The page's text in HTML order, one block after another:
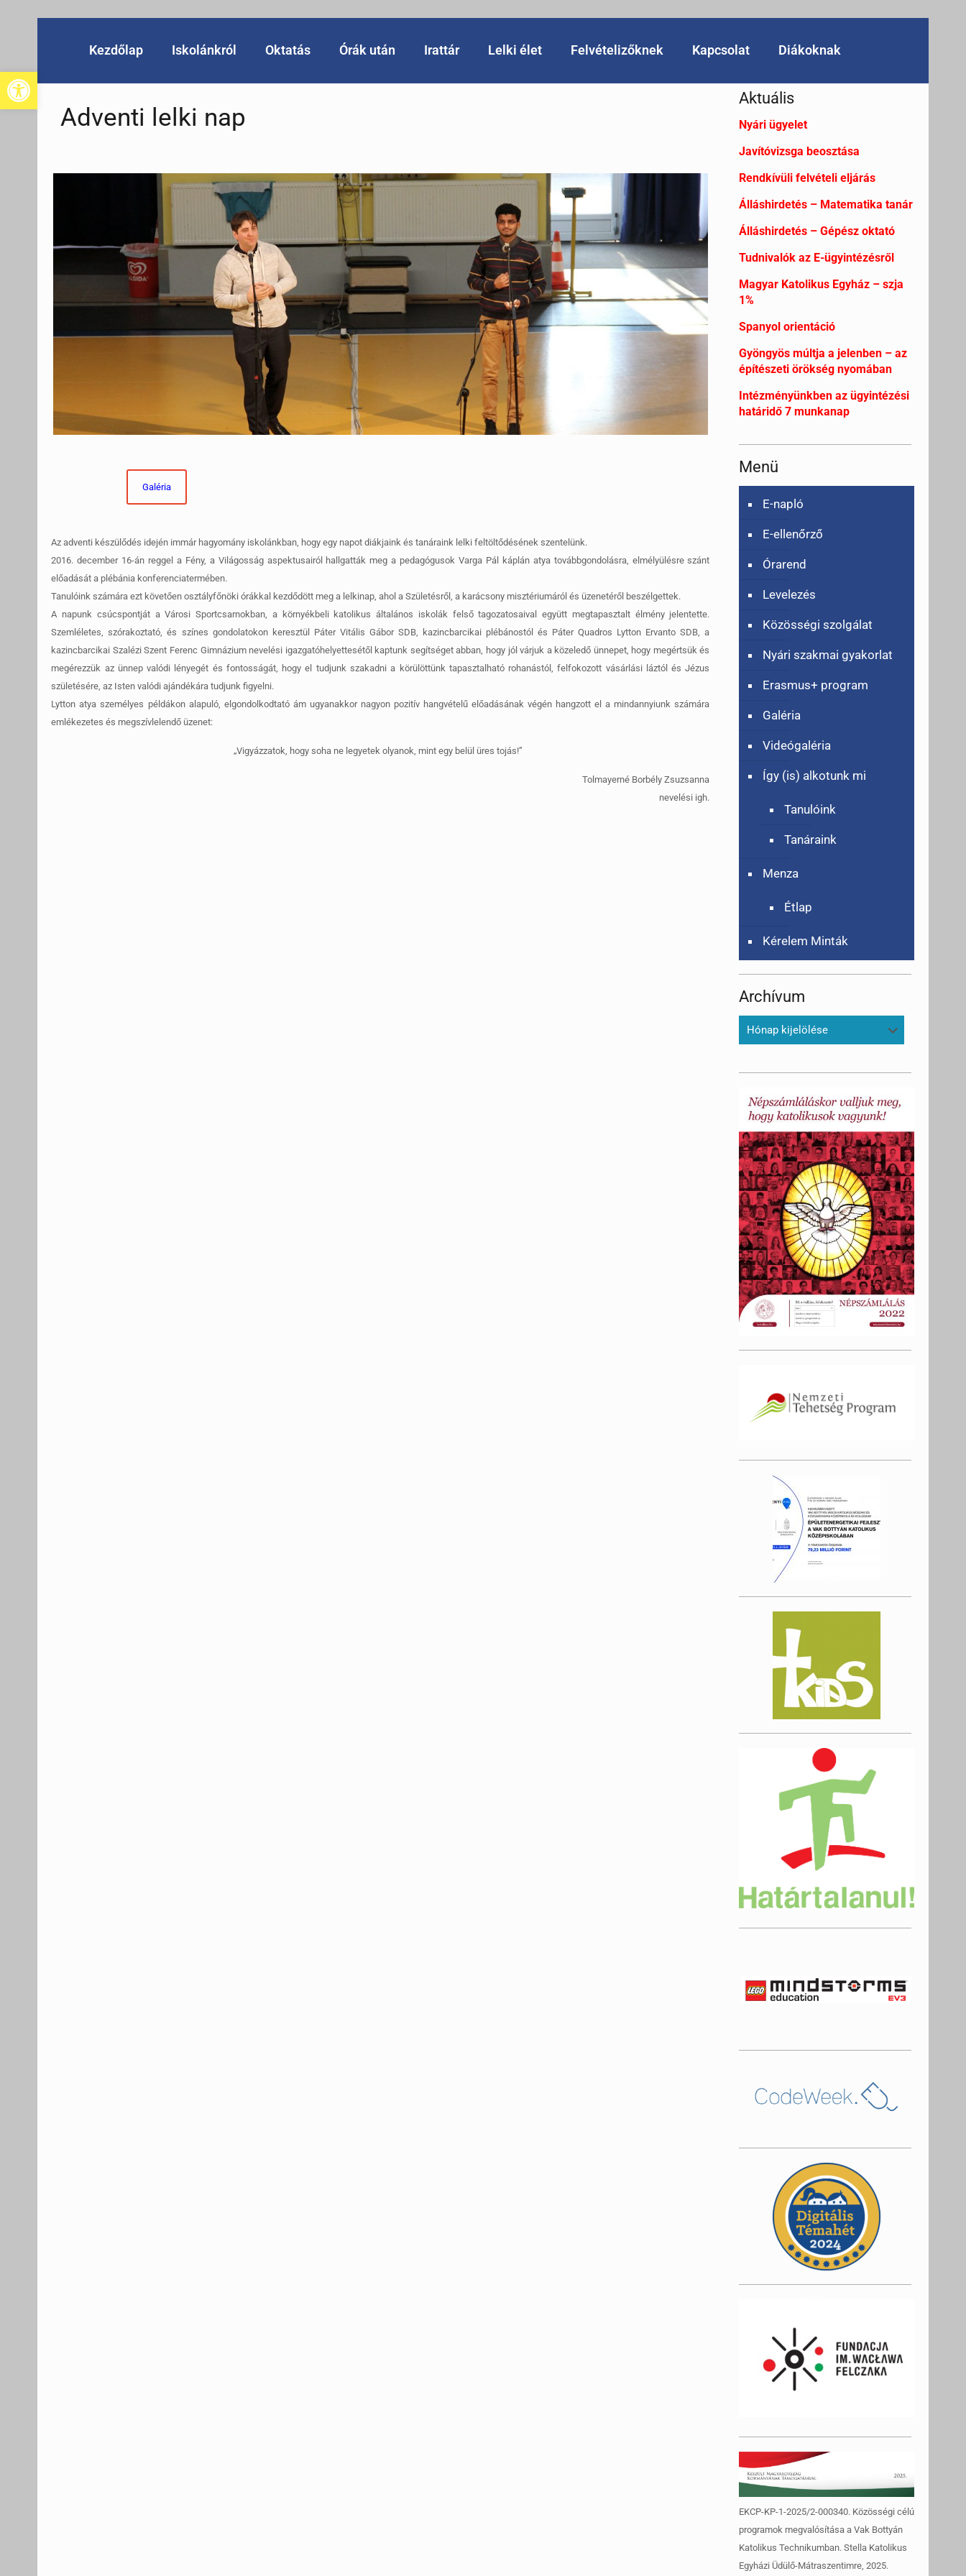
Eszköztár megnyitása
Kezdőlap Iskolánkról Oktatás Órák után Irattár Lelki élet Felvételizőknek Kapcsolat Diákoknak
Adventi lelki nap
Galéria
Az adventi készülődés idején immár hagyomány iskolánkban, hogy egy napot diákjaink és tanáraink lelki feltöltődésének szentelünk.
2016. december 16-án reggel a Fény, a Világosság aspektusairól hallgatták meg a pedagógusok Varga Pál káplán atya továbbgondolásra, elmélyülésre szánt
előadását a plébánia konferenciatermében.
Tanulóink számára ezt követően osztályfőnöki órákkal kezdődött meg a lelkinap, ahol a Születésről, a karácsony misztériumáról és üzenetéről beszélgettek.
A napunk csúcspontját a Városi Sportcsarnokban, a környékbeli katolikus általános iskolák felső tagozatosaival együtt megtapasztalt élmény jelentette.
Szemléletes, szórakoztató, és színes gondolatokon keresztül Páter Vitális Gábor SDB, kazincbarcikai plébánostól és Páter Quadros Lytton Ervanto SDB, a
kazincbarcikai Szalézi Szent Ferenc Gimnázium nevelési igazgatóhelyettesétől kaptunk segítséget abban, hogy jól várjuk a közeledő ünnepet, hogy megértsük és
megérezzük az ünnep valódi lényegét és fontosságát, hogy el tudjunk szakadni a körülöttünk tapasztalható rohanástól, felfokozott vásárlási láztól és Jézus
születésére, az Isten valódi ajándékára tudjunk figyelni.
Lytton atya személyes példákon alapuló, elgondolkodtató ám ugyanakkor nagyon pozitív hangvételű előadásának végén hangzott el a mindannyiunk számára
emlékezetes és megszívlelendő üzenet:
„Vigyázzatok, hogy soha ne legyetek olyanok, mint egy belül üres tojás!”
Tolmayerné Borbély Zsuzsanna
nevelési igh.
Aktuális
Nyári ügyelet
Javítóvizsga beosztása
Rendkívüli felvételi eljárás
Álláshirdetés – Matematika tanár
Álláshirdetés – Gépész oktató
Tudnivalók az E-ügyintézésről
Magyar Katolikus Egyház – szja
1%
Spanyol orientáció
Gyöngyös múltja a jelenben – az
építészeti örökség nyomában
Intézményünkben az ügyintézési
határidő 7 munkanap
Menü
E-napló
E-ellenőrző
Órarend
Levelezés
Közösségi szolgálat
Nyári szakmai gyakorlat
Erasmus+ program
Galéria
Videógaléria
Így (is) alkotunk mi
Tanulóink
Tanáraink
Menza
Étlap
Kérelem Minták
Archívum
Archívum
EKCP-KP-1-2025/2-000340. Közösségi célú
programok megvalósítása a Vak Bottyán
Katolikus Technikumban. Stella Katolikus
Egyházi Üdülő-Mátraszentimre, 2025.